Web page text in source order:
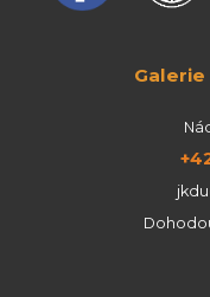
Galerie